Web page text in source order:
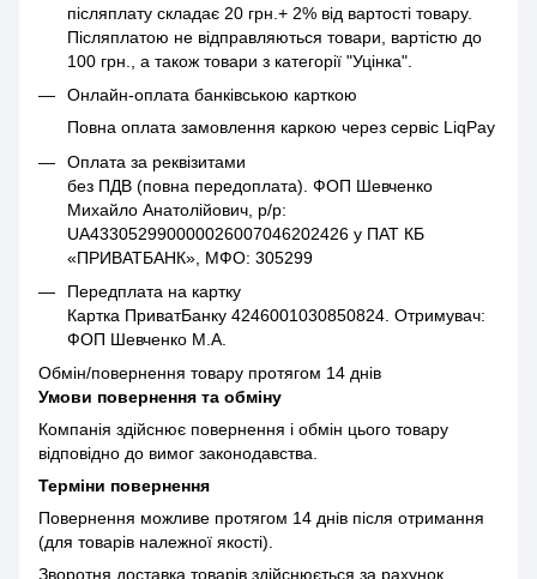
післяплату складає 20 грн.+ 2% від вартості товару.
Післяплатою не відправляються товари, вартістю до
100 грн., а також товари з категорії "Уцінка".
Онлайн-оплата банківською карткою
Повна оплата замовлення каркою через сервіс LiqPay
Оплата за реквізитами
без ПДВ (повна передоплата). ФОП Шевченко
Михайло Анатолійович, р/р:
UA433052990000026007046202426 у ПАТ КБ
«ПРИВАТБАНК», МФО: 305299
Передплата на картку
Картка ПриватБанку 4246001030850824. Отримувач:
ФОП Шевченко М.А.
Обмін/повернення товару протягом 14 днів
Умови повернення та обміну
Компанія здійснює повернення і обмін цього товару
відповідно до вимог законодавства.
Терміни повернення
Повернення можливе протягом 14 днів після отримання
(для товарів належної якості).
Зворотня доставка товарів здійснюється за рахунок